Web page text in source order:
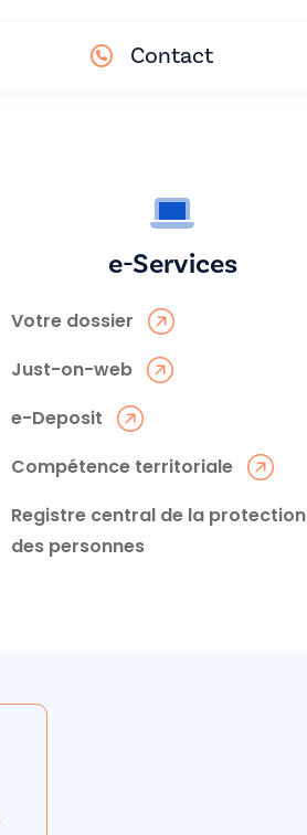
Contact
e-Services
Votre dossier
Just-on-web
e-Deposit
Compétence territoriale
Registre central de la protection
des personnes